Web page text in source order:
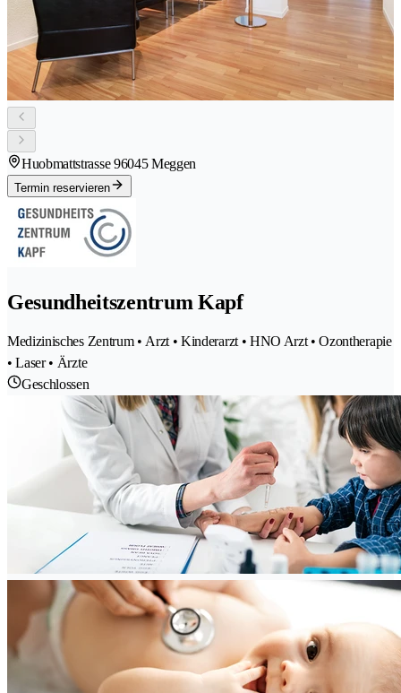
Huobmattstrasse 96045 Meggen
Termin reservieren
Gesundheitszentrum Kapf
Medizinisches Zentrum • Arzt • Kinderarzt • HNO Arzt • Ozontherapie
• Laser • Ärzte
Geschlossen